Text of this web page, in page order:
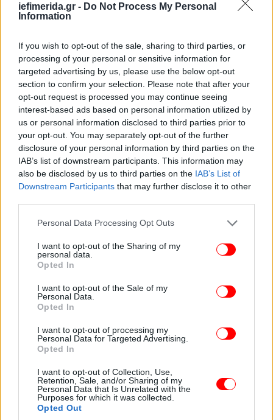
iefimerida.gr - Do Not Process My Personal
Information
If you wish to opt-out of the sale, sharing to third parties, or
processing of your personal or sensitive information for
targeted advertising by us, please use the below opt-out
section to confirm your selection. Please note that after your
opt-out request is processed you may continue seeing
interest-based ads based on personal information utilized by
us or personal information disclosed to third parties prior to
your opt-out. You may separately opt-out of the further
disclosure of your personal information by third parties on the
IAB’s list of downstream participants. This information may
also be disclosed by us to third parties on the IAB’s List of
Downstream Participants that may further disclose it to other
Please note that this website/app uses one or more Google
not limited to your visit or usage behaviour. You may click to
grant or deny consent to Google and its third-party tags to
use your data for below specified purposes in below Google
consent section.
Personal Data Processing Opt Outs
I want to opt-out of the Sharing of my
personal data.
Opted In
I want to opt-out of the Sale of my
Personal Data.
Opted In
I want to opt-out of processing my
Personal Data for Targeted Advertising.
Opted In
I want to opt-out of Collection, Use,
Retention, Sale, and/or Sharing of my
Personal Data that Is Unrelated with the
Purposes for which it was collected.
Opted Out
Γιατί επέλεξε η ταινία να μεταφερθεί στα 80s
Σχετικά με την επιλογή της να κινηθεί στον σχετικά
ανεξερεύνητο κόσμο του μπόντι μπίλντινγκ των
80s, η σκηνοθέτιδα σχολιάζει «ότι έμοιαζε με την
τελευταία δεκαετία της υπερβολής, λίγο πριν τον
μηδενισμό των ’90s. Η υπερβολή έφτασε το
απόγειο της και τελικά καταρρίφθηκε. Το μπόντι
μπίλντινγκ, μαζί με τα στεροειδή που παίρνει η
Τζάκι, ήταν μία αντανάκλαση του κινδύνου που
επιφέρει η έλλειψης φυσικότητας, η φιλοδοξία για
τη φιλοδοξία, η δύναμη για τη δύναμη».
τους σε δύο αποπνικτικούς κόσμους, σε ένα
γυμναστήριο και σε μία λέσχη οπλοφορίας στο
εκδοχή της Αμερικής, όπως και όλη η ταινία που
έχει ένα πόδι στην πραγματικότητα και ένα πόδι
καταγόμαστε από την Αμερική, οπότε η εκδοχή που
θα δούμε είναι πλασμένη με τη φαντασία μας και
την πανταχού παρούσα επιρροή των αμερικάνικων